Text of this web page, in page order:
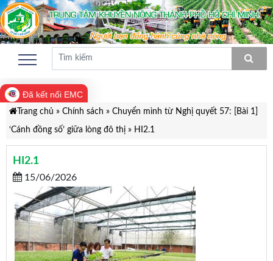
Đã kết nối EMC
Trang chủ » Chính sách » Chuyển mình từ Nghị quyết 57: [Bài 1]
‘Cánh đồng số’ giữa lòng đô thị» HI2.1
HI2.1
15/06/2026